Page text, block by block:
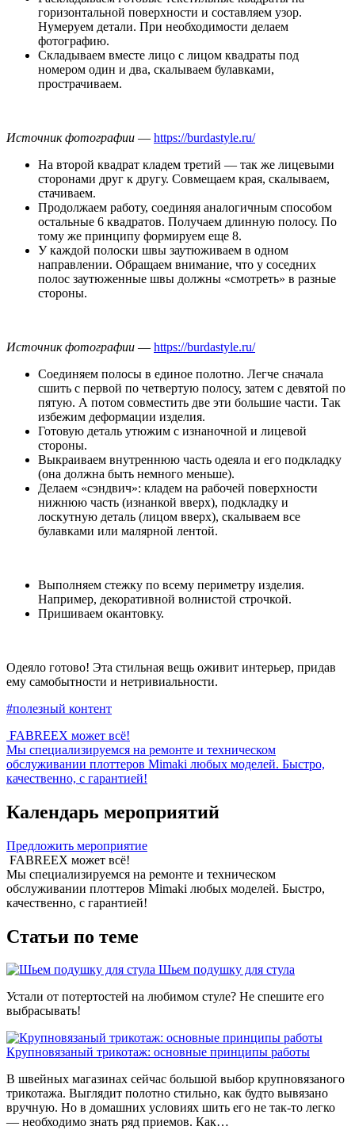
горизонтальной поверхности и составляем узор.
Нумеруем детали. При необходимости делаем
фотографию.
Складываем вместе лицо с лицом квадраты под
номером один и два, скалываем булавками,
прострачиваем.
Источник фотографии — https://burdastyle.ru/
На второй квадрат кладем третий — так же лицевыми
сторонами друг к другу. Совмещаем края, скалываем,
стачиваем.
Продолжаем работу, соединяя аналогичным способом
остальные 6 квадратов. Получаем длинную полосу. По
тому же принципу формируем еще 8.
У каждой полоски швы заутюживаем в одном
направлении. Обращаем внимание, что у соседних
полос заутюженные швы должны «смотреть» в разные
стороны.
Источник фотографии — https://burdastyle.ru/
Соединяем полосы в единое полотно. Легче сначала
сшить с первой по четвертую полосу, затем с девятой по
пятую. А потом совместить две эти большие части. Так
избежим деформации изделия.
Готовую деталь утюжим с изнаночной и лицевой
стороны.
Выкраиваем внутреннюю часть одеяла и его подкладку
(она должна быть немного меньше).
Делаем «сэндвич»: кладем на рабочей поверхности
нижнюю часть (изнанкой вверх), подкладку и
лоскутную деталь (лицом вверх), скалываем все
булавками или малярной лентой.
Выполняем стежку по всему периметру изделия.
Например, декоративной волнистой строчкой.
Пришиваем окантовку.
Одеяло готово! Эта стильная вещь оживит интерьер, придав
ему самобытности и нетривиальности.
#полезный контент
FABREEX может всё!
Мы специализируемся на ремонте и техническом
обслуживании плоттеров Mimaki любых моделей. Быстро,
качественно, с гарантией!
Календарь мероприятий
Предложить мероприятие
FABREEX может всё!
Мы специализируемся на ремонте и техническом
обслуживании плоттеров Mimaki любых моделей. Быстро,
качественно, с гарантией!
Статьи по теме
Шьем подушку для стула
Устали от потертостей на любимом стуле? Не спешите его
выбрасывать!
Крупновязаный трикотаж: основные принципы работы
В швейных магазинах сейчас большой выбор крупновязаного
трикотажа. Выглядит полотно стильно, как будто вывязано
вручную. Но в домашних условиях шить его не так-то легко
— необходимо знать ряд приемов. Как…